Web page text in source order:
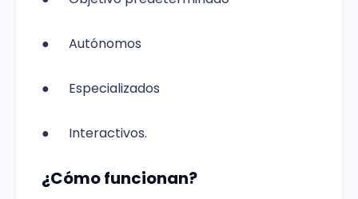
● Autónomos
● Especializados
● Interactivos.
¿Cómo funcionan?